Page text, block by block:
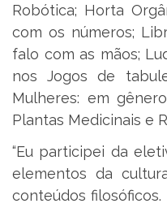
Robótica; Horta
com os números;
falo com as mãos;
nos Jogos de
Mulheres: em
Plantas Medicinais e
“Eu participei da
elementos da
conteúdos